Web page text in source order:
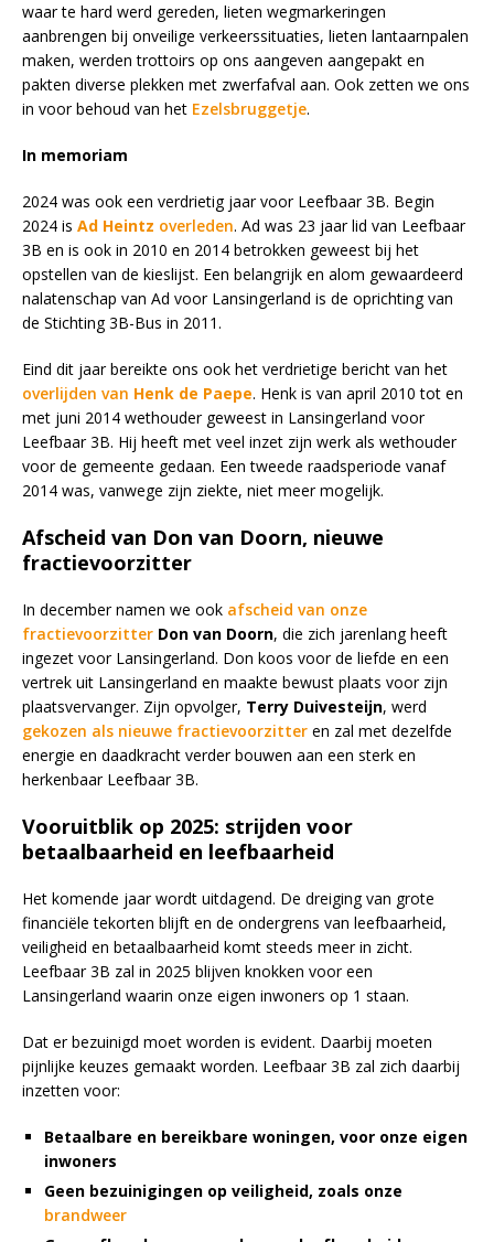
waar te hard werd gereden, lieten wegmarkeringen
aanbrengen bij onveilige verkeerssituaties, lieten lantaarnpalen
maken, werden trottoirs op ons aangeven aangepakt en
pakten diverse plekken met zwerfafval aan. Ook zetten we ons
in voor behoud van het Ezelsbruggetje.
In memoriam
2024 was ook een verdrietig jaar voor Leefbaar 3B. Begin
2024 is Ad Heintz overleden. Ad was 23 jaar lid van Leefbaar
3B en is ook in 2010 en 2014 betrokken geweest bij het
opstellen van de kieslijst. Een belangrijk en alom gewaardeerd
nalatenschap van Ad voor Lansingerland is de oprichting van
de Stichting 3B-Bus in 2011.
Eind dit jaar bereikte ons ook het verdrietige bericht van het
overlijden van Henk de Paepe. Henk is van april 2010 tot en
met juni 2014 wethouder geweest in Lansingerland voor
Leefbaar 3B. Hij heeft met veel inzet zijn werk als wethouder
voor de gemeente gedaan. Een tweede raadsperiode vanaf
2014 was, vanwege zijn ziekte, niet meer mogelijk.
Afscheid van Don van Doorn, nieuwe
fractievoorzitter
In december namen we ook afscheid van onze
fractievoorzitter Don van Doorn, die zich jarenlang heeft
ingezet voor Lansingerland. Don koos voor de liefde en een
vertrek uit Lansingerland en maakte bewust plaats voor zijn
plaatsvervanger. Zijn opvolger, Terry Duivesteijn, werd
gekozen als nieuwe fractievoorzitter en zal met dezelfde
energie en daadkracht verder bouwen aan een sterk en
herkenbaar Leefbaar 3B.
Vooruitblik op 2025: strijden voor
betaalbaarheid en leefbaarheid
Het komende jaar wordt uitdagend. De dreiging van grote
financiële tekorten blijft en de ondergrens van leefbaarheid,
veiligheid en betaalbaarheid komt steeds meer in zicht.
Leefbaar 3B zal in 2025 blijven knokken voor een
Lansingerland waarin onze eigen inwoners op 1 staan.
Dat er bezuinigd moet worden is evident. Daarbij moeten
pijnlijke keuzes gemaakt worden. Leefbaar 3B zal zich daarbij
inzetten voor:
Betaalbare en bereikbare woningen, voor onze eigen
inwoners
Geen bezuinigingen op veiligheid, zoals onze
brandweer